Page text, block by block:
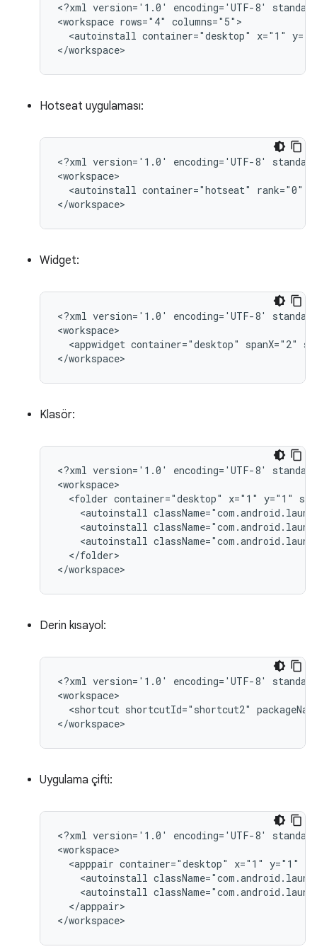
<?xml version='1.0' encoding='UTF-8'
<workspace rows="4"
<autoinstall container="desktop" x="1"
Hotseat uygulaması:
<?xml version='1.0' encoding='UTF-8'
<autoinstall container="hotseat" rank="0"
Widget:
<?xml version='1.0' encoding='UTF-8'
<appwidget container="desktop" spanX="2"
Klasör:
<?xml version='1.0' encoding='UTF-8'
<folder container="desktop" x="1" y="1"
<autoinstall
<autoinstall
<autoinstall
</folder>
Derin kısayol:
<?xml version='1.0' encoding='UTF-8'
<shortcut shortcutId="shortcut2"
Uygulama çifti:
<?xml version='1.0' encoding='UTF-8'
<apppair container="desktop" x="1" y="1"
<autoinstall
<autoinstall
</apppair>